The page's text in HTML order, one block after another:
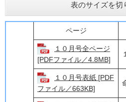
表のサイズを切
ページ
１０月号全ページ
[PDFファイル／4.8MB]
１０月号表紙 [PDF
ファイル／663KB]